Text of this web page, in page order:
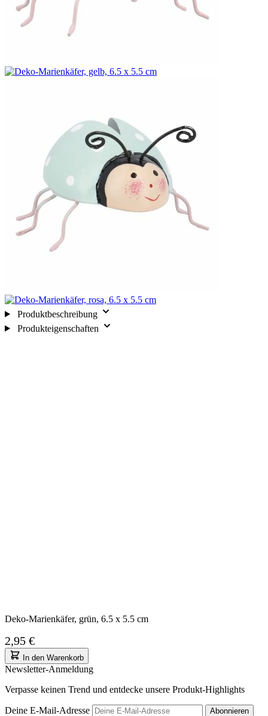
Produktbeschreibung
Produkteigenschaften
Deko-Marienkäfer, grün, 6.5 x 5.5 cm
2,95 €
In den Warenkorb
Newsletter-Anmeldung
Verpasse keinen Trend und entdecke unsere Produkt-Highlights
Deine E-Mail-Adresse Abonnieren